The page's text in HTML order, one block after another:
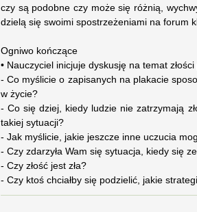
czy są podobne czy może się różnią,
dzielą się swoimi spostrzeżeniami na forum
Ogniwo kończące
• Nauczyciel inicjuje dyskusję na temat
- Co myślicie o zapisanych na plakacie
w życie?
- Co się dziej, kiedy ludzie nie zatrzymają
takiej sytuacji?
- Jak myślicie, jakie jeszcze inne uczucia
- Czy zdarzyła Wam się sytuacja, kiedy się
- Czy złość jest zła?
- Czy ktoś chciałby się podzielić, jakie